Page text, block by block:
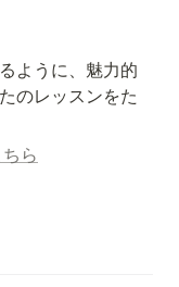
ように、魅力的
のレッスンをた
ちら